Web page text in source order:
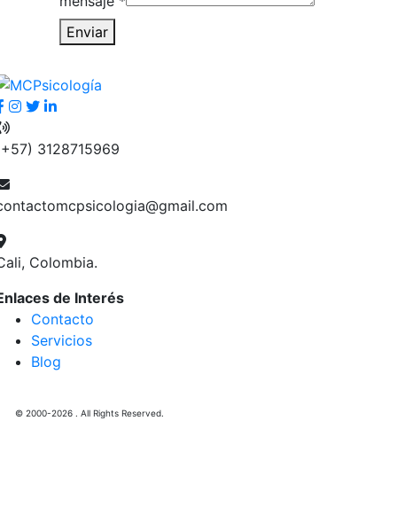
Nombre
Enviar
3128715969
Colombia.
de Interés
Contacto
Servicios
Blog
© 2000-2026 . All Rights Reserved.